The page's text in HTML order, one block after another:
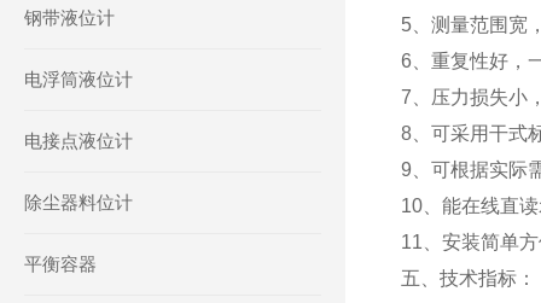
钢带液位计
电浮筒液位计
电接点液位计
除尘器料位计
平衡容器
5、测量范围宽
6、重复性好，
7、压力损失小
8、可采用干式
9、可根据实际
10、能在线直
11、安装简单
五、技术指标：